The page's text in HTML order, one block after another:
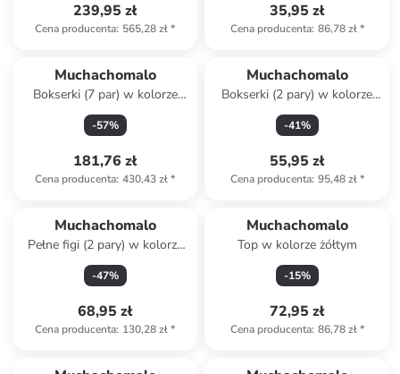
239,95 zł
Cena producenta: 565,28 zł*
35,95 zł
Cena producenta: 86,78 zł*
Muchachomalo
Bokserki (7 par) w kolorze
granatowym, niebieskim i
czarnym
-57%
181,76 zł
Cena producenta: 430,43 zł*
Muchachomalo
Bokserki (2 pary) w kolorze
zielonym i niebieskim
-41%
55,95 zł
Cena producenta: 95,48 zł*
Muchachomalo
Pełne figi (2 pary) w kolorze
różowym i jasnoróżowym
-47%
68,95 zł
Cena producenta: 130,28 zł*
Muchachomalo
Top w kolorze żółtym
-15%
72,95 zł
Cena producenta: 86,78 zł*